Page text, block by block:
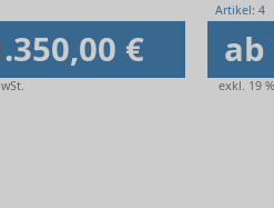
€
Artikel: 4
ab
exkl. 19